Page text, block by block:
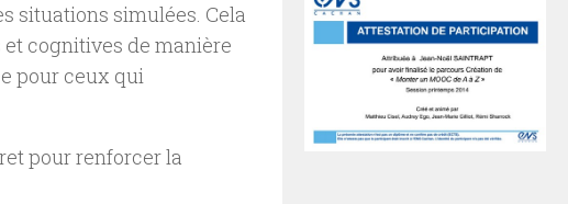
situations simulées. Cela
cognitives de manière
pour ceux qui
pour renforcer la